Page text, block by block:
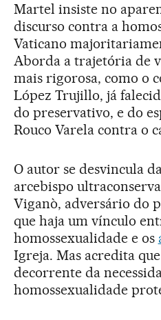
Martel insiste no
discurso contra a
Vaticano
Aborda a trajetória de
mais rigorosa, como o
López Trujillo, já
do preservativo, e do
Rouco Varela contra o
O autor se desvincula
arcebispo
Viganò, adversário do
que haja um vínculo
homossexualidade e os
Igreja. Mas acredita
decorrente da
homossexualidade